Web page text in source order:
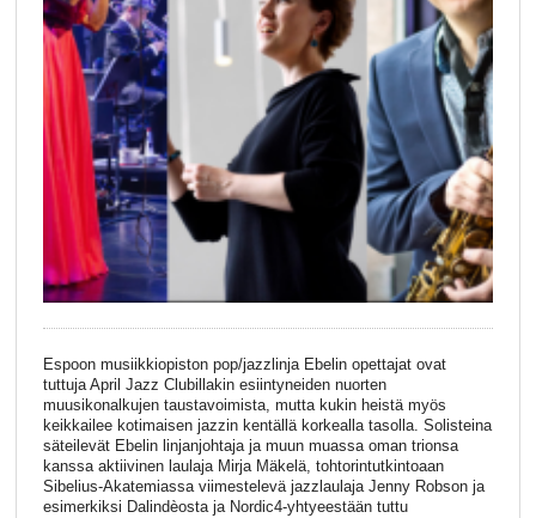
Espoon musiikkiopiston pop/jazzlinja Ebelin opettajat ovat
tuttuja April Jazz Clubillakin esiintyneiden nuorten
muusikonalkujen taustavoimista, mutta kukin heistä myös
keikkailee kotimaisen jazzin kentällä korkealla tasolla. Solisteina
säteilevät Ebelin linjanjohtaja ja muun muassa oman trionsa
kanssa aktiivinen laulaja Mirja Mäkelä, tohtorintutkintoaan
Sibelius-Akatemiassa viimestelevä jazzlaulaja Jenny Robson ja
esimerkiksi Dalindèosta ja Nordic4-yhtyeestään tuttu